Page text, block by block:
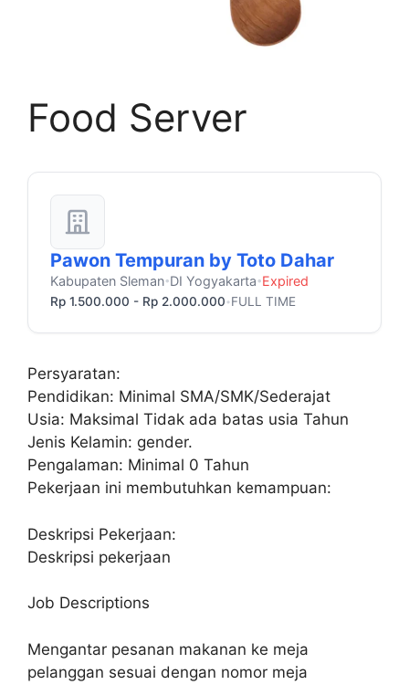
Food Server
Pawon Tempuran by Toto Dahar
Kabupaten Sleman•DI Yogyakarta•Expired
Rp 1.500.000 - Rp 2.000.000 •FULL TIME
Persyaratan:
Pendidikan: Minimal SMA/SMK/Sederajat
Usia: Maksimal Tidak ada batas usia Tahun
Jenis Kelamin: gender.
Pengalaman: Minimal 0 Tahun
Pekerjaan ini membutuhkan kemampuan:
Deskripsi Pekerjaan:
Deskripsi pekerjaan
Job Descriptions
Mengantar pesanan makanan ke meja
pelanggan sesuai dengan nomor meja